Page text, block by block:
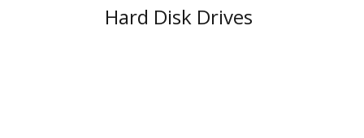
Hard Disk Drives